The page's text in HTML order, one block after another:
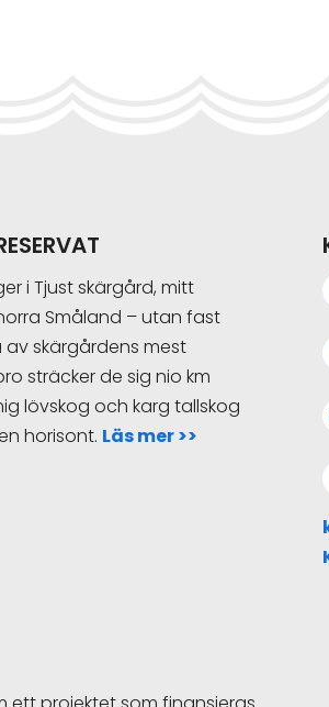
i Tjust skärgård, mitt
Småland – utan fast
skärgårdens mest
sträcker de sig nio km
lövskog och karg tallskog
horisont. Läs mer >>